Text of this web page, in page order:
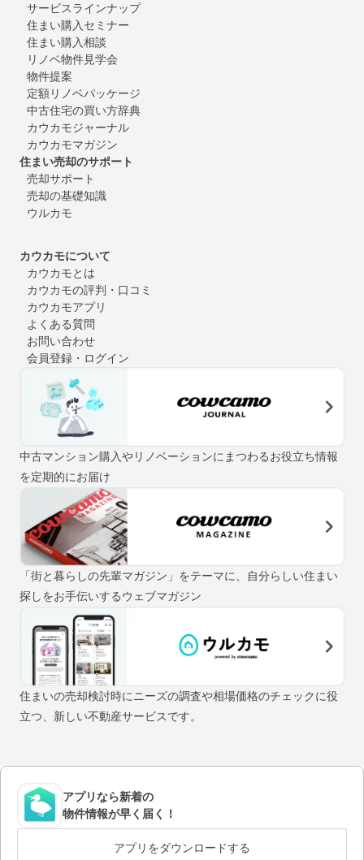
サービスラインナップ
住まい購入セミナー
住まい購入相談
リノベ物件見学会
物件提案
定額リノベパッケージ
中古住宅の買い方辞典
カウカモジャーナル
カウカモマガジン
住まい売却のサポート
売却サポート
売却の基礎知識
ウルカモ
カウカモについて
カウカモとは
カウカモの評判・口コミ
カウカモアプリ
よくある質問
お問い合わせ
会員登録・ログイン
中古マンション購入やリノベーションにまつわるお役立ち情報
を定期的にお届け
「街と暮らしの先輩マガジン」をテーマに、自分らしい住まい
探しをお手伝いするウェブマガジン
住まいの売却検討時にニーズの調査や相場価格のチェックに役
立つ、新しい不動産サービスです。
アプリなら新着の
物件情報が早く届く！
アプリをダウンロードする